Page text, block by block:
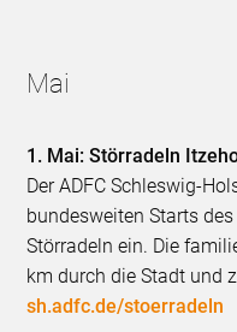
Mai
1. Mai: Störradeln
Der ADFC Schleswig-
bundesweiten Starts
Störradeln ein. Die
km durch die Stadt und
sh.adfc.de/stoerradeln